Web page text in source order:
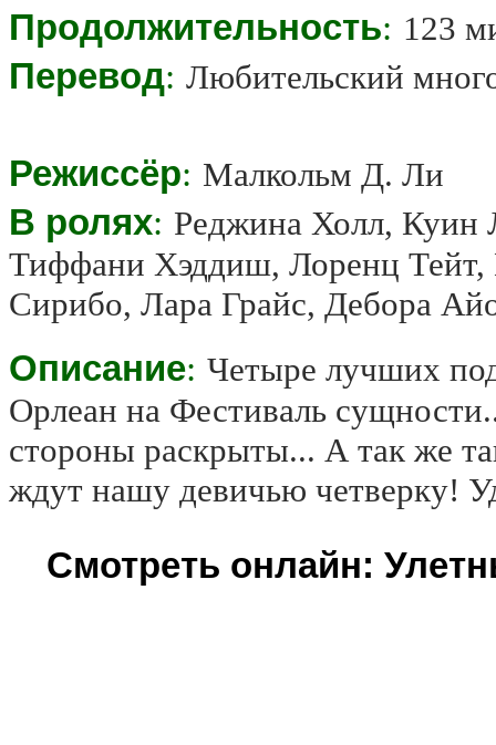
Продолжительность: 123
Перевод: Любительский
Режиссёр: Малкольм Д. Ли
В ролях: Реджина Холл, Куин
Тиффани Хэддиш, Лоренц
Сирибо, Лара Грайс, Дебора
Описание: Четыре лучших
Орлеан на Фестиваль
стороны раскрыты... А так же
ждут нашу девичью четверку!
Смотреть онлайн: